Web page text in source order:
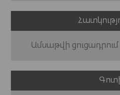
Ամսաթվի ցուցադրում